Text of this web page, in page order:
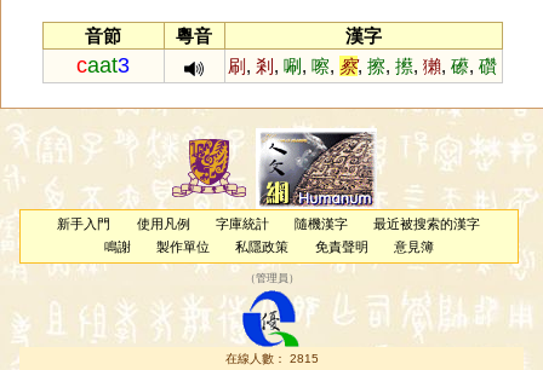
音節 粵音 漢字
caat3 刷 ,剎 ,唰 ,嚓, 察,擦,攃,獺,礤,礸
新手入門 使用凡例 字庫統計 隨機漢字
最近被搜索的漢字
鳴謝
製作單位 私隱政策 免責聲明 意見簿
（管理員 ）
在線人數： 2815